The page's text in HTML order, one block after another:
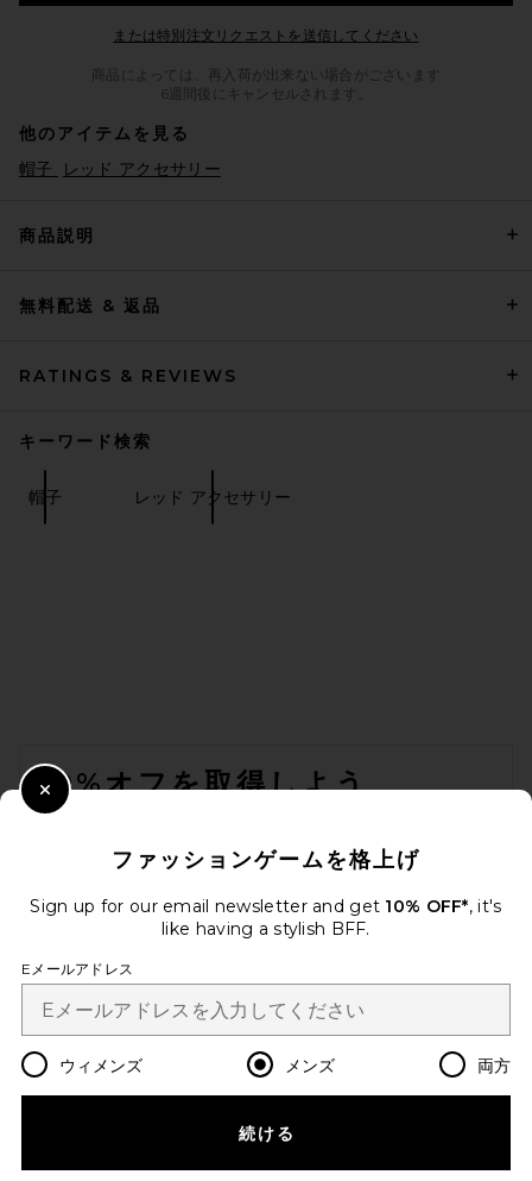
または特別注文リクエストを送信してください
商品によっては、再入荷が出来ない場合がございます
6週間後にキャンセルされます。
他のアイテムを見る
帽子
レッド アクセサリー
商品説明
無料配送 & 返品
RATINGS & REVIEWS
キーワード検索
帽子 レッド アクセサリー
10%オフを取得しよう
プライバシーポリシー
Change Country Regions
ja USD
改善にご協力ください！
ファッションゲームを格上げ
Sign up for our email newsletter and get 10% OFF*, it's
like having a stylish BFF.
Eメールアドレス
ウィメンズ メンズ 両方
続ける
Close Modal